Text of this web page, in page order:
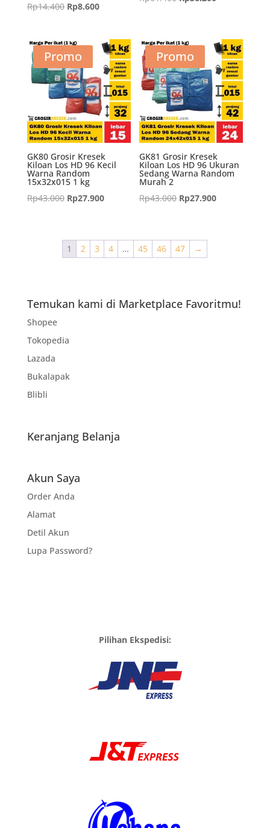
Rp14.400 Harga
Rp14.400.
Rp8.600Harga
adalah:
Rp8.600.
Rp61.400.adalah:
Rp36.200.
Promo
GK80 Grosir Kresek
Kiloan Los HD 96 Kecil
Warna Random
15x32x015 1 kg
Rp43.000 Harga
Rp43.000.
Rp27.900Harga
adalah:
Rp27.900.
Promo
GK81 Grosir Kresek
Kiloan Los HD 96 Ukuran
Sedang Warna Random
Murah 2
Rp43.000 Harga
Rp43.000.
Rp27.900Harga
1 2 3 4 … 45 46 47 →
Temukan kami di Marketplace Favoritmu!
Shopee
Tokopedia
Lazada
Bukalapak
Blibli
Keranjang Belanja
Akun Saya
Order Anda
Alamat
Detil Akun
Lupa Password?
Pilihan Ekspedisi: